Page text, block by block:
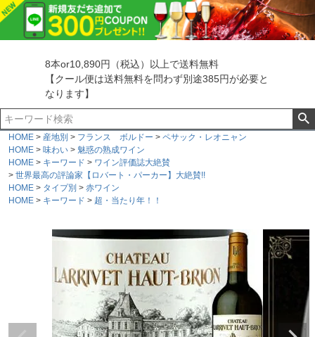
8本or10,890円（税込）以上で送料無料
【クール便は送料無料を問わず別途385円が必要と
なります】
HOME 産地別 フランス ボルドー
ペサック・レオニャン
HOME
味わい
魅惑の熟成ワイン
HOME
キーワード
ワイン評価誌大絶賛
世界最高の評論家【ロバート・パーカー】大絶賛!!
HOME
タイプ別
赤ワイン
HOME
キーワード 超・当たり年！！